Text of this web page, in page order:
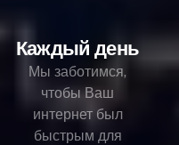
Каждый день
Мы заботимся,
чтобы Ваш
интернет был
быстрым для